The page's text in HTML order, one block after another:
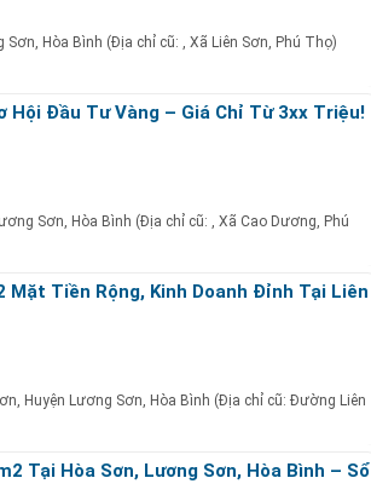
Sơn, Hòa Bình (Địa chỉ cũ: , Xã Liên Sơn, Phú Thọ)
Hội Đầu Tư Vàng – Giá Chỉ Từ 3xx Triệu!
Sơn, Hòa Bình (Địa chỉ cũ: , Xã Cao Dương, Phú
Mặt Tiền Rộng, Kinh Doanh Đỉnh Tại Liên
Huyện Lương Sơn, Hòa Bình (Địa chỉ cũ: Đường Liên
Tại Hòa Sơn, Lương Sơn, Hòa Bình – Sổ